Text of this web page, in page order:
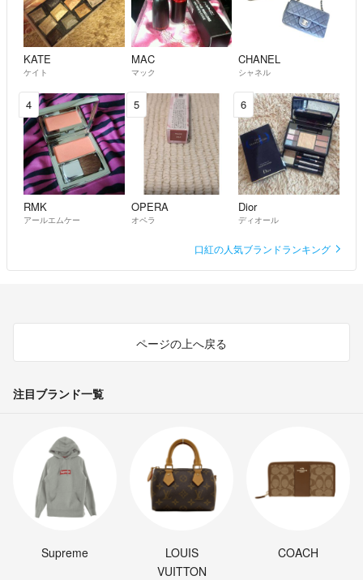
KATE
ケイト
MAC
マック
CHANEL
シャネル
4
RMK
アールエムケー
5
OPERA
オペラ
6
Dior
ディオール
口紅の人気ブランドランキング
ページの上へ戻る
注目ブランド一覧
Supreme
LOUIS
VUITTON
COACH